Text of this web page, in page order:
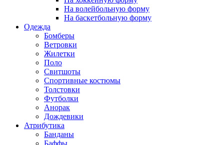
На волейбольную форму
На баскетбольную форму
Одежда
Бомберы
Ветровки
Жилетки
Поло
Свитшоты
Спортивные костюмы
Толстовки
Футболки
Анорак
Дождевики
Атрибутика
Банданы